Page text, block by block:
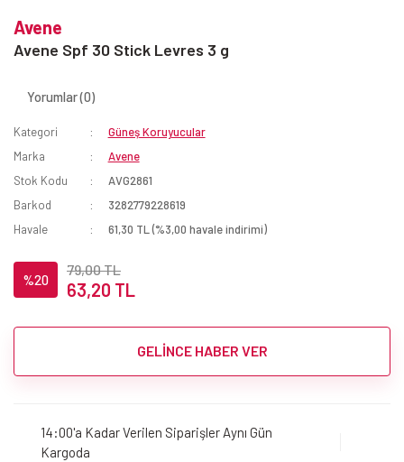
Avene
Avene Spf 30 Stick Levres 3 g
Yorumlar (0)
Kategori
Güneş Koruyucular
Marka
Avene
Stok Kodu
AVG2861
Barkod
3282779228619
Havale
61,30 TL (%3,00 havale indirimi)
%20
79,00 TL
63,20 TL
GELİNCE HABER VER
14:00'a Kadar Verilen Siparişler Aynı Gün
Kargoda